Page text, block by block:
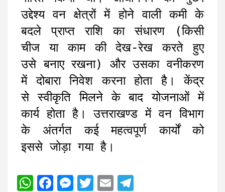
उद्देश्य वन क्षेत्रों में होने वाली कमी के
बदले प्राप्त राशि का संधारण (किसी
चीज या काम की देख-रेख करते हुए
उसे बनाए रखना) और उसका वनीकरण
में दोबारा निवेश करना होता है। केंद्र
से स्वीकृति मिलने के बाद योजनाओं में
कार्य होता है। उत्तराखण्ड में वन विभाग
के अंतर्गत कई महत्वपूर्ण कार्यों को
इससे जोड़ा गया है।
W
F
M
T
E